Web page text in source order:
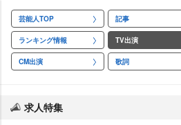
芸能人TOP 記事
ランキング情報 TV出演
CM出演 歌詞
求人特集